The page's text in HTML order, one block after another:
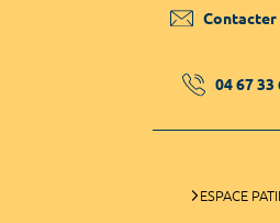
Contacter
04 67 33
ESPACE